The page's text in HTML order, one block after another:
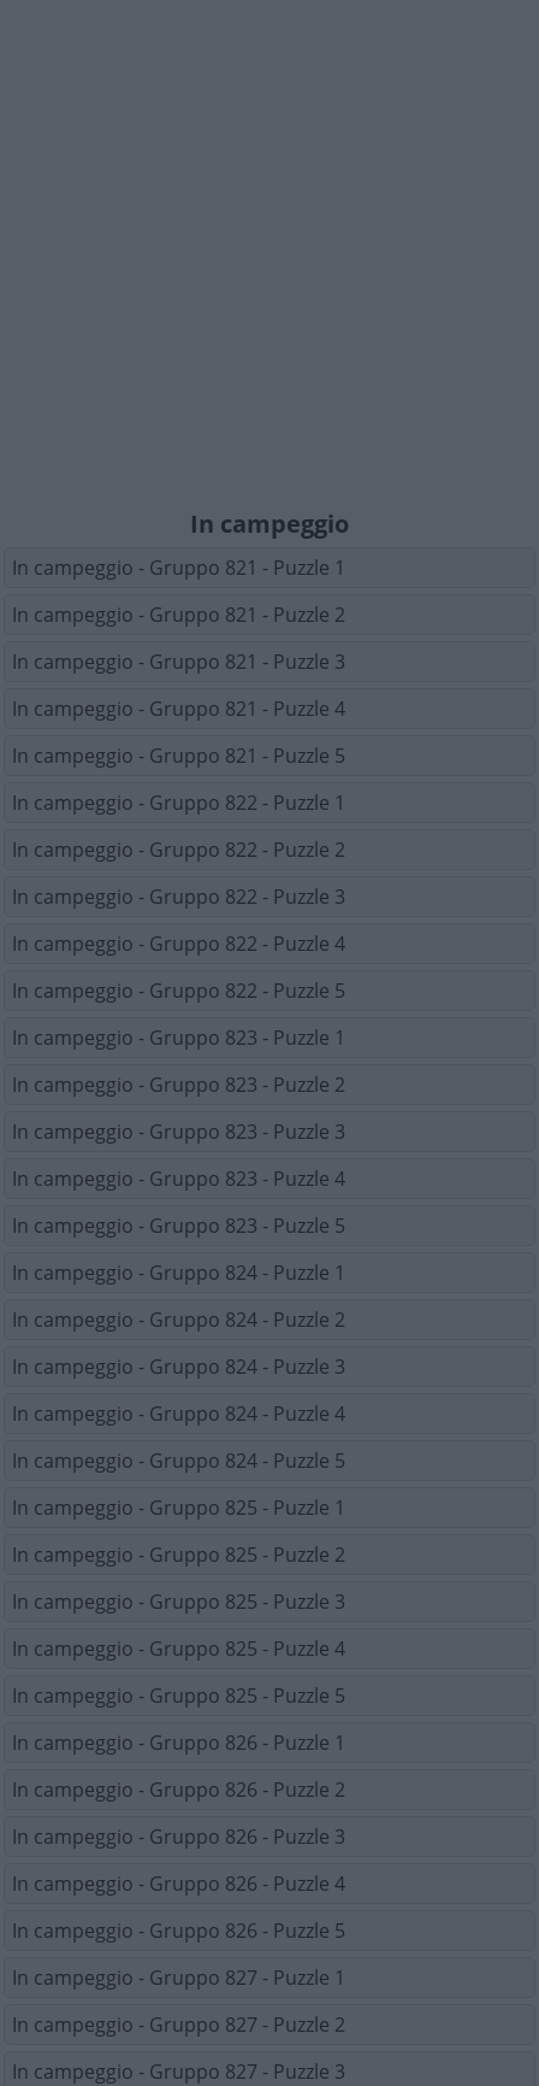
In campeggio
In campeggio - Gruppo 821 - Puzzle 1
In campeggio - Gruppo 821 - Puzzle 2
In campeggio - Gruppo 821 - Puzzle 3
In campeggio - Gruppo 821 - Puzzle 4
In campeggio - Gruppo 821 - Puzzle 5
In campeggio - Gruppo 822 - Puzzle 1
In campeggio - Gruppo 822 - Puzzle 2
In campeggio - Gruppo 822 - Puzzle 3
In campeggio - Gruppo 822 - Puzzle 4
In campeggio - Gruppo 822 - Puzzle 5
In campeggio - Gruppo 823 - Puzzle 1
In campeggio - Gruppo 823 - Puzzle 2
In campeggio - Gruppo 823 - Puzzle 3
In campeggio - Gruppo 823 - Puzzle 4
In campeggio - Gruppo 823 - Puzzle 5
In campeggio - Gruppo 824 - Puzzle 1
In campeggio - Gruppo 824 - Puzzle 2
In campeggio - Gruppo 824 - Puzzle 3
In campeggio - Gruppo 824 - Puzzle 4
In campeggio - Gruppo 824 - Puzzle 5
In campeggio - Gruppo 825 - Puzzle 1
In campeggio - Gruppo 825 - Puzzle 2
In campeggio - Gruppo 825 - Puzzle 3
In campeggio - Gruppo 825 - Puzzle 4
In campeggio - Gruppo 825 - Puzzle 5
In campeggio - Gruppo 826 - Puzzle 1
In campeggio - Gruppo 826 - Puzzle 2
In campeggio - Gruppo 826 - Puzzle 3
In campeggio - Gruppo 826 - Puzzle 4
In campeggio - Gruppo 826 - Puzzle 5
In campeggio - Gruppo 827 - Puzzle 1
In campeggio - Gruppo 827 - Puzzle 2
In campeggio - Gruppo 827 - Puzzle 3